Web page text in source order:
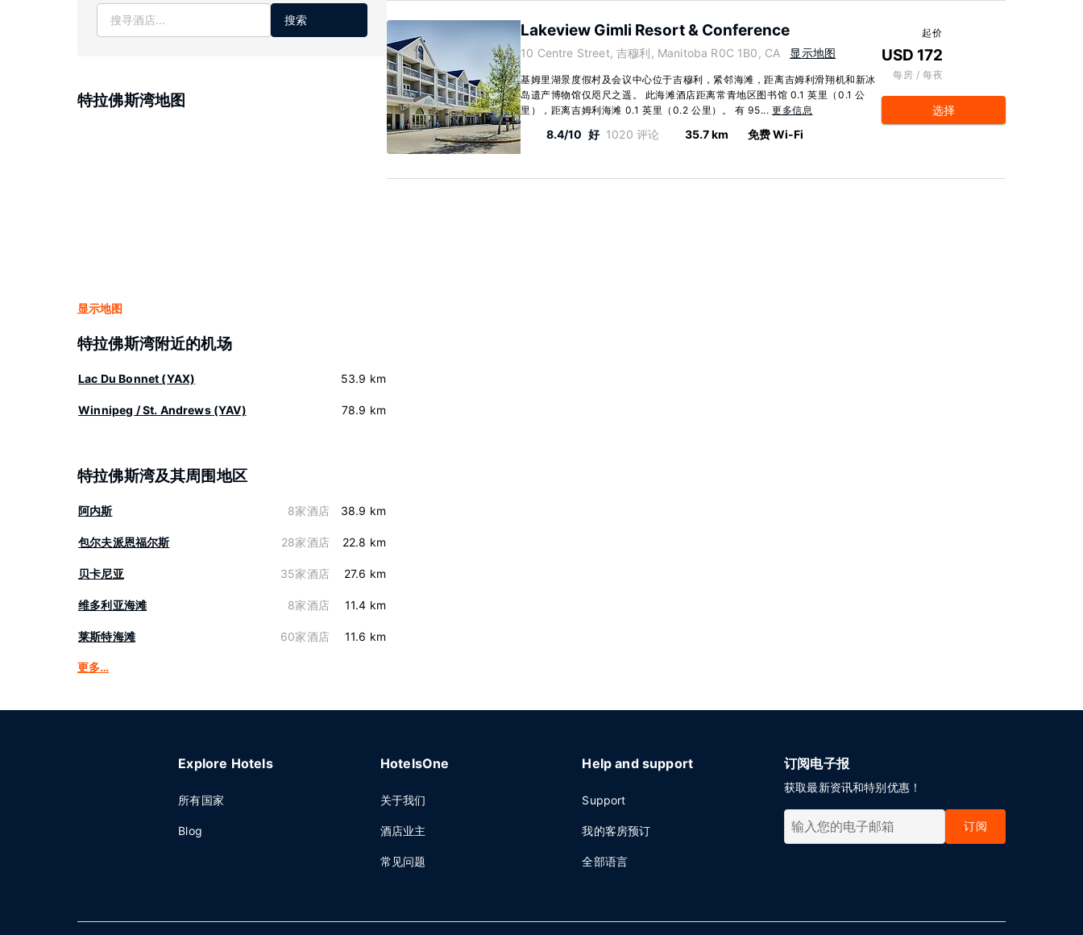
搜索
特拉佛斯湾地图
显示地图
特拉佛斯湾附近的机场
Lac Du Bonnet (YAX) 53.9 km
Winnipeg / St. Andrews (YAV) 78.9 km
特拉佛斯湾及其周围地区
阿内斯 8家酒店 38.9 km
包尔夫派恩福尔斯 28家酒店 22.8 km
贝卡尼亚 35家酒店 27.6 km
维多利亚海滩 8家酒店 11.4 km
莱斯特海滩 60家酒店 11.6 km
更多…
Lakeview Gimli Resort & Conference
10 Centre Street, 吉穆利, Manitoba R0C 1B0, CA 显示地图
基姆里湖景度假村及会议中心位于吉穆利，紧邻海滩，距离吉姆利滑翔机和新冰
岛遗产博物馆仅咫尺之遥。 此海滩酒店距离常青地区图书馆 0.1 英里（0.1 公
里），距离吉姆利海滩 0.1 英里（0.2 公里）。 有 95...更多信息
8.4/10 好 1020 评论 35.7 km 免费 Wi-Fi
起价
USD 172
每房 / 每夜
选择
Explore Hotels
所有国家
Blog
HotelsOne
关于我们
酒店业主
常见问题
Help and support
Support
我的客房预订
全部语言
订阅电子报
获取最新资讯和特别优惠！
订阅